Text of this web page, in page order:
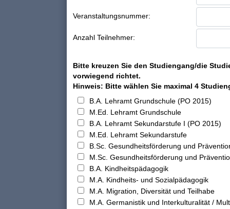
Veranstaltungsnummer:
Anzahl Teilnehmer:
Bitte kreuzen Sie den Studiengang/die
vorwiegend richtet.
Hinweis: Bitte wählen Sie maximal 4
B.A. Lehramt Grundschule (PO 2015)
M.Ed. Lehramt Grundschule
B.A. Lehramt Sekundarstufe I (PO 2015)
M.Ed. Lehramt Sekundarstufe
B.Sc. Gesundheitsförderung und
M.Sc. Gesundheitsförderung und
B.A. Kindheitspädagogik
M.A. Kindheits- und Sozialpädagogik
M.A. Migration, Diversität und Teilhabe
M.A. Germanistik und Interkulturalität /